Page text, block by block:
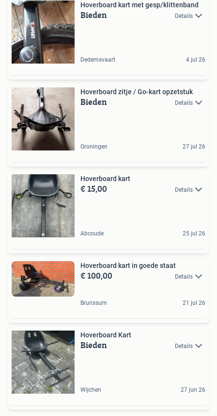
Hoverboard kart met gesp/klittenband
Bieden Details
Dedemsvaart 4 jul 26
Hoverboard zitje / Go-kart opzetstuk
Bieden Details
Groningen 27 jul 26
Hoverboard kart
€ 15,00 Details
Abcoude 25 jul 26
Hoverboard kart in goede staat
€ 100,00 Details
Brunssum 21 jul 26
Hoverboard Kart
Bieden Details
Wijchen 27 jun 26